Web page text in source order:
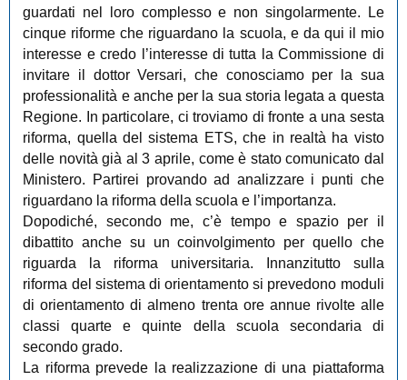
guardati nel loro complesso e non singolarmente. Le
cinque riforme che riguardano la scuola, e da qui il mio
interesse e credo l’interesse di tutta la Commissione di
invitare il dottor Versari, che conosciamo per la sua
professionalità e anche per la sua storia legata a questa
Regione. In particolare, ci troviamo di fronte a una sesta
riforma, quella del sistema ETS, che in realtà ha visto
delle novità già al 3 aprile, come è stato comunicato dal
Ministero. Partirei provando ad analizzare i punti che
riguardano la riforma della scuola e l’importanza.
Dopodiché, secondo me, c’è tempo e spazio per il
dibattito anche su un coinvolgimento per quello che
riguarda la riforma universitaria. Innanzitutto sulla
riforma del sistema di orientamento si prevedono moduli
di orientamento di almeno trenta ore annue rivolte alle
classi quarte e quinte della scuola secondaria di
secondo grado.
La riforma prevede la realizzazione di una piattaforma